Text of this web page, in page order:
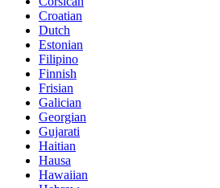
Croatian
Dutch
Estonian
Filipino
Finnish
Frisian
Galician
Georgian
Gujarati
Haitian
Hausa
Hawaiian